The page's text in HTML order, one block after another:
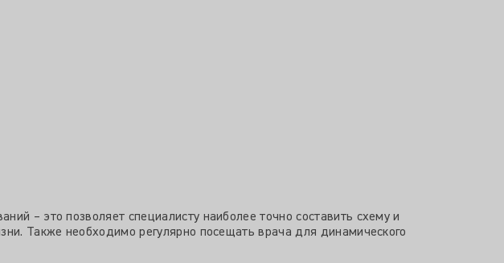
– это позволяет специалисту наиболее точно составить схему и
Также необходимо регулярно посещать врача для динамического